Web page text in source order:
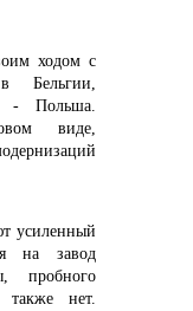
ходом с
Бельгии,
- Польша.
виде,
на завод
пробного
также нет.